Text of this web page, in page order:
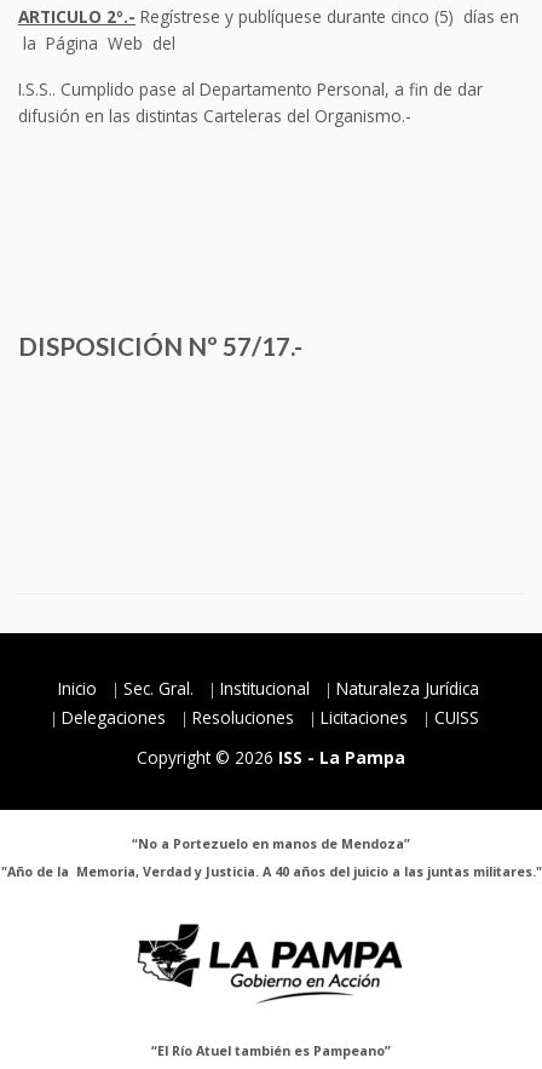
ARTICULO 2º.- Regístrese y publíquese durante cinco (5) días en
la Página Web del
I.S.S.. Cumplido pase al Departamento Personal, a fin de dar
difusión en las distintas Carteleras del Organismo.-
DISPOSICIÓN Nº 57/17.-
Inicio Sec. Gral. Institucional
Naturaleza Jurídica
Delegaciones
Resoluciones Licitaciones
CUISS
Copyright © 2026 ISS - La Pampa
“No a Portezuelo en manos de Mendoza”
"Año de la Memoria, Verdad y Justicia. A 40 años del juicio a las juntas militares."
“El Río Atuel también es Pampeano”